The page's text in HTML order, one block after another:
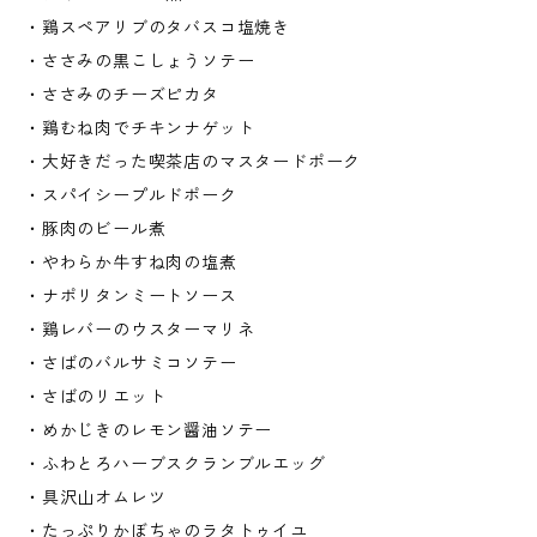
・鶏スペアリブのタバスコ塩焼き
・ささみの黒こしょうソテー
・ささみのチーズピカタ
・鶏むね肉でチキンナゲット
・大好きだった喫茶店のマスタードポーク
・スパイシープルドポーク
・豚肉のビール煮
・やわらか牛すね肉の塩煮
・ナポリタンミートソース
・鶏レバーのウスターマリネ
・さばのバルサミコソテー
・さばのリエット
・めかじきのレモン醤油ソテー
・ふわとろハーブスクランブルエッグ
・具沢山オムレツ
・たっぷりかぼちゃのラタトゥイユ